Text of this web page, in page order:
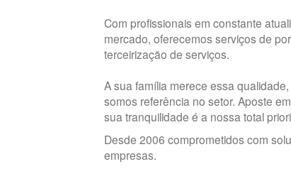
Com profissionais em constante
mercado, oferecemos serviços de
terceirização de serviços.
A sua família merece essa
somos referência no setor. Aposte
sua tranquilidade é a nossa total
Desde 2006 comprometidos com
empresas.